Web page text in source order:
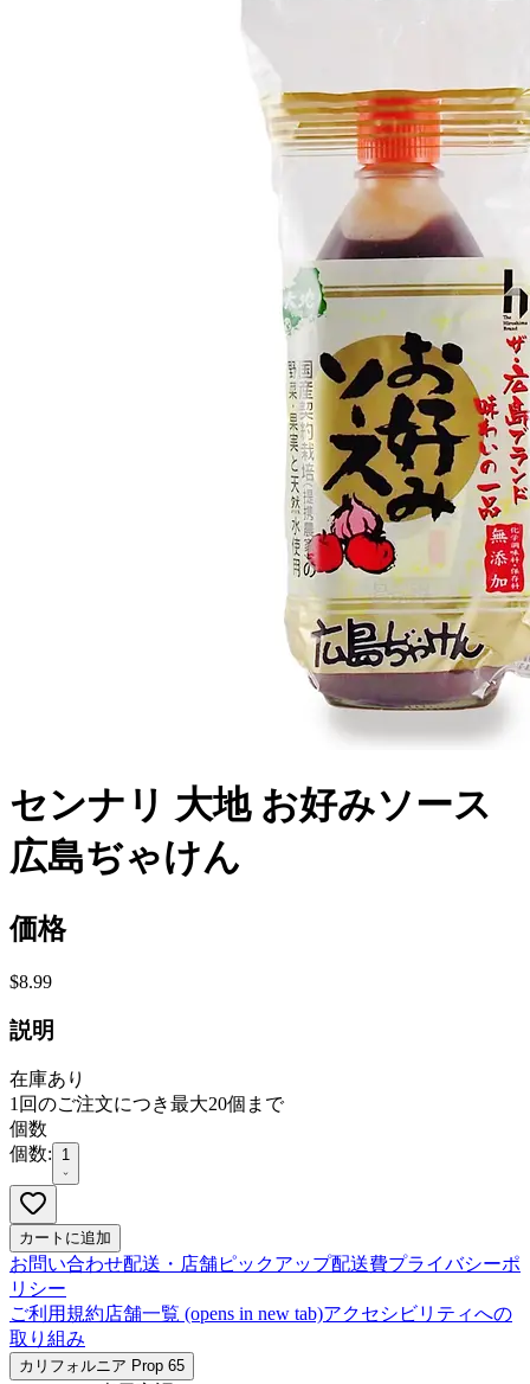
センナリ 大地 お好みソース
広島ぢゃけん
価格
$8.99
説明
在庫あり
1回のご注文につき最大20個まで
個数
個数:
1
カートに追加
お問い合わせ配送・店舗ピックアップ配送費プライバシーポ
リシー
ご利用規約店舗一覧 (opens in new tab)アクセシビリティへの
取り組み
カリフォルニア Prop 65